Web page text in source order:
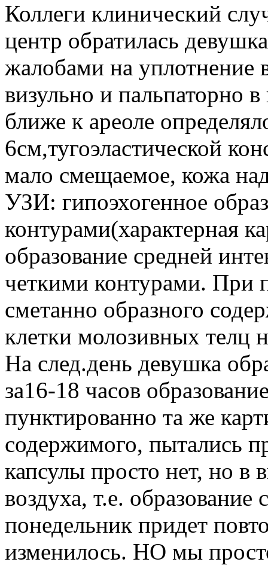
Коллеги клинический
центр обратилась
жалобами на
визульно и пальпаторно
ближе к ареоле
6см,тугоэластической
мало смещаемое, кожа
УЗИ: гипоэхогенное
контурами(характерная
образование средней
четкими контурами. При
сметанно образного
клетки молозивных телц
На след.день девушка
за16-18 часов
пунктированно та же
содержимого, пытались
капсулы просто нет, но в
воздуха, т.е. образование
понедельник придет
изменилось. НО мы